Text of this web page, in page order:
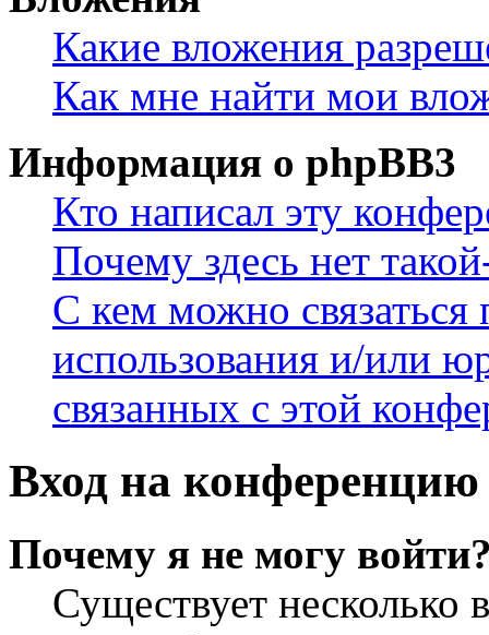
Какие вложения
Как мне найти мои
Информация о phpBB3
Кто написал эту
Почему здесь нет
С кем можно связаться
использования и/или
связанных с этой
Вход на конференцию
Почему я не могу
Существует